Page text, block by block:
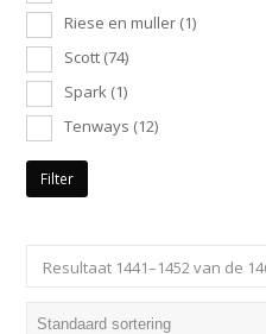
Riese en muller (1)
Scott (74)
Spark (1)
Tenways (12)
Filter
Resultaat 1441–1452 van de